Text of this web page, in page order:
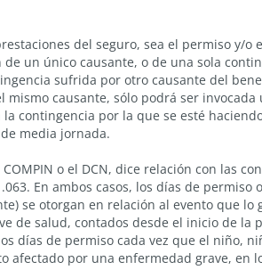
del seguro, sea el permiso y/o
un único causante, o de una sola
sufrida por otro causante del
causante, sólo podrá ser invocada
contingencia por la que se esté
media jornada.
o el DCN, dice relación con las
. En ambos casos, los días de permiso
se otorgan en relación al evento que lo
de salud, contados desde el inicio de la
días de permiso cada vez que el niño,
afectado por una enfermedad grave, en